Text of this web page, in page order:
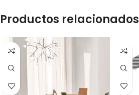
Productos relacionados